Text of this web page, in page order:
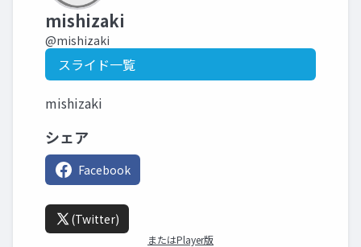
mishizaki
@mishizaki
スライド一覧
mishizaki
シェア
Facebook
(Twitter)
またはPlayer版